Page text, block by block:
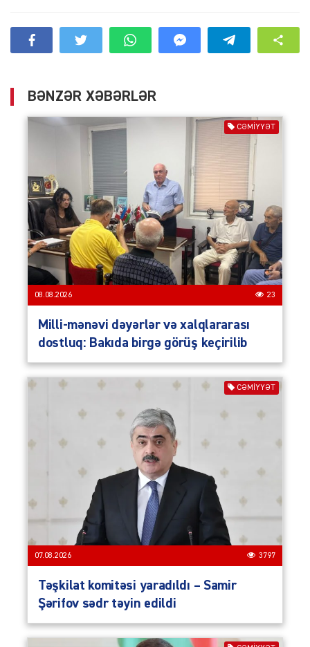
BƏNZƏR XƏBƏRLƏR
CƏMIYYƏT
08.08.2026 23
Milli-mənəvi dəyərlər və xalqlararası
dostluq: Bakıda birgə görüş keçirilib
CƏMIYYƏT
07.08.2026 3797
Təşkilat komitəsi yaradıldı – Samir
Şərifov sədr təyin edildi